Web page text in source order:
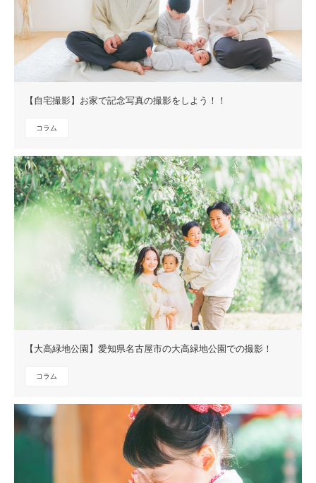
【自宅撮影】お家で記念写真の撮影をしよう！！
コラム
【大高緑地公園】愛知県名古屋市の大高緑地公園での撮影！
コラム